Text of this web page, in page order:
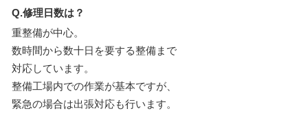
Q.修理日数は？
重整備が中心。
数時間から数十日を要する整備まで
対応しています。
整備工場内での作業が基本ですが、
緊急の場合は出張対応も行います。